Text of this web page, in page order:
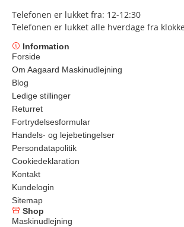
Telefonen er lukket fra: 12-12:30
Telefonen er lukket alle hverdage fra
Information
Forside
Om Aagaard Maskinudlejning
Blog
Ledige stillinger
Returret
Fortrydelsesformular
Handels- og lejebetingelser
Persondatapolitik
Cookiedeklaration
Kontakt
Kundelogin
Sitemap
Shop
Maskinudlejning